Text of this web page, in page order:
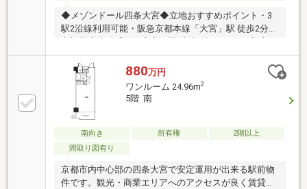
◆メゾンドール四条大宮◆立地おすすめポイント・3
駅2沿線利用可能・阪急京都本線「大宮」駅 徒歩2分・
本線「二条」駅 徒歩13分徒歩圏内にスーパー・コンビ
ニ・銀行・飲食店などがあり、利便性抜群です。◆対
象住戸おすすめポイント〈リフォーム内容〉◆2026年
4月リフォーム完了済み・キッチン新規交換・シャワ
ールーム新規交換・洗面化粧台新規交換・トイレ新規
交換・全床フローリング新規張替・全壁クロス新規張
替・建具・玄関収納等新規交換・収納棚・デスク新
設・照明器具新規交換
880万円
ワンルーム 24.96m2
5階 南
南向き 所有権
2階以上
間取り図有り
京都市内中心部の四条大宮で安定運用が出来る駅前物
件です。観光・商業エリアへのアクセスが良く賃貸需